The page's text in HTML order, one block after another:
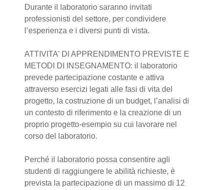
Durante il laboratorio saranno invitati
professionisti del settore, per condividere
l’esperienza e i diversi punti di vista.
ATTIVITA' DI APPRENDIMENTO PREVISTE E
METODI DI INSEGNAMENTO: il laboratorio
prevede partecipazione costante e attiva
attraverso esercizi legati alle fasi di vita del
progetto, la costruzione di un budget, l’analisi di
un contesto di riferimento e la creazione di un
proprio progetto-esempio su cui lavorare nel
corso del laboratorio.
Perché il laboratorio possa consentire agli
studenti di raggiungere le abilità richieste, è
prevista la partecipazione di un massimo di 12